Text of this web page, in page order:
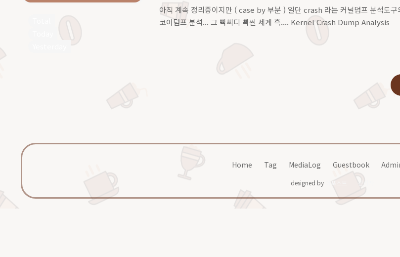
아직 계속 정리중이지만 ( case by 부분 ) 일단 crash 라는 커널덤프 분석도
코어덤프 분석... 그 빡씨디 빡씬 세계 흑.... Kernel Crash Dump Analysis
Home Tag MediaLog Guestbook
designed by